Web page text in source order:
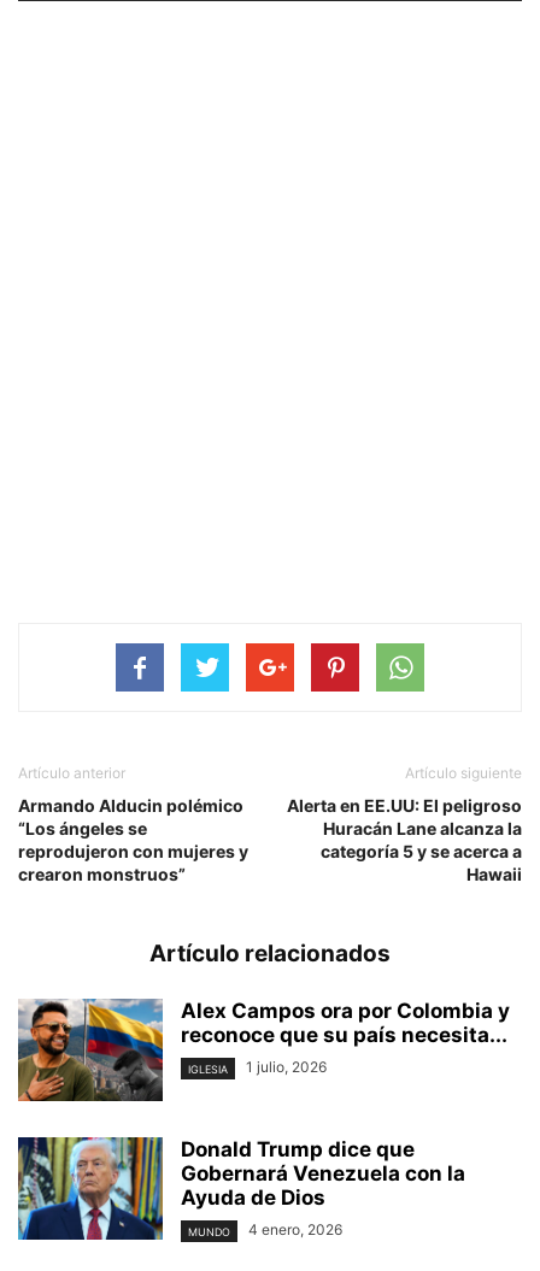
Artículo anterior
Armando Alducin polémico
“Los ángeles se
reprodujeron con mujeres y
crearon monstruos”
Artículo siguiente
Alerta en EE.UU: El peligroso
Huracán Lane alcanza la
categoría 5 y se acerca a
Hawaii
Artículo relacionados
Alex Campos ora por Colombia y
reconoce que su país necesita...
IGLESIA 1 julio, 2026
Donald Trump dice que
Gobernará Venezuela con la
Ayuda de Dios
MUNDO 4 enero, 2026